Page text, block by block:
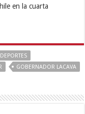
en la cuarta
DEPORTES
GOBERNADOR LACAVA